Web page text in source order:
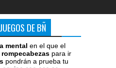
JUEGOS DE BÑ
mental en el que el
para ir
pondrán a prueba tu